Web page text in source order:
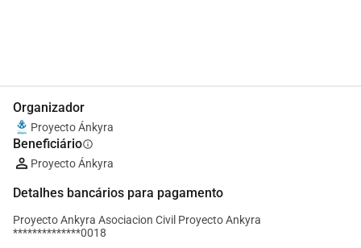
Organizador
Proyecto Ánkyra
Beneficiárioinfo
Proyecto Ánkyra
Detalhes bancários para pagamento
Proyecto Ankyra Asociacion Civil Proyecto Ankyra
**************0018